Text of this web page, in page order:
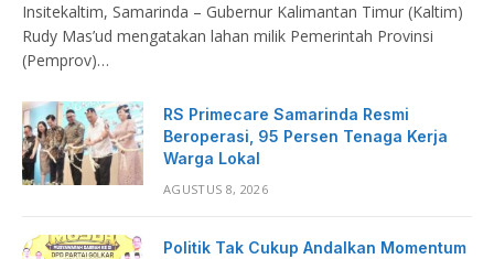
Insitekaltim, Samarinda – Gubernur Kalimantan Timur (Kaltim)
Rudy Mas’ud mengatakan lahan milik Pemerintah Provinsi
(Pemprov)…
RS Primecare Samarinda Resmi
Beroperasi, 95 Persen Tenaga Kerja
Warga Lokal
AGUSTUS 8, 2026
Politik Tak Cukup Andalkan Momentum